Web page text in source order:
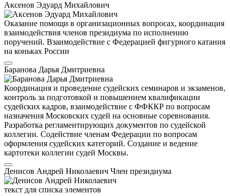
Аксенов Эдуард Михайлович
Оказание помощи в организационных вопросах, координация
взаимодействия членов президиума по исполнению
поручений. Взаимодействие с Федерацией фигурного катания
на коньках России
Баранова Дарья Дмитриевна
Координация и проведение судейских семинаров и экзаменов,
контроль за подготовкой и повышением квалификации
судейских кадров, взаимодействие с ФФККР по вопросам
назначения Московских судей на основные соревнования.
Разработка регламентирующих документов по судейской
коллегии. Содействие членам Федерации по вопросам
оформления судейских категорий. Создание и ведение
картотеки коллегии судей Москвы.
Денисов Андрей Николаевич Член президиума
текст для списка элементов